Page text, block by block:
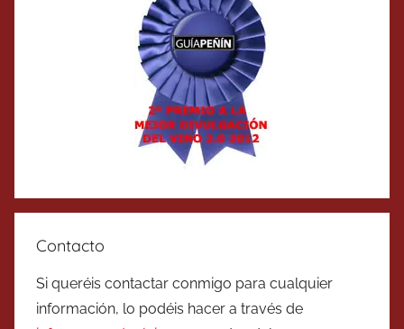
Contacto
Si queréis contactar conmigo para cualquier
información, lo podéis hacer a través de